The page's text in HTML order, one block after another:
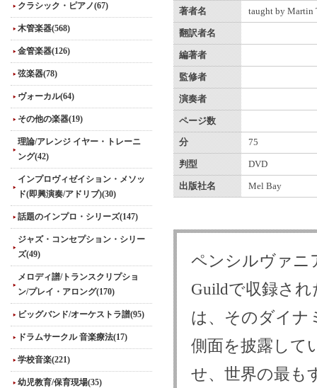
クラシック・ピアノ(67)
木管楽器(568)
金管楽器(126)
弦楽器(78)
ヴォーカル(64)
その他の楽器(19)
理論/アレンジ イヤー・トレーニ
ング(42)
インプロヴィゼイション・メソッ
ド(即興演奏/アドリブ)(30)
話題のインプロ・シリーズ(147)
ジャズ・コンセプション・シリー
ズ(49)
メロディ譜/トランスクリプショ
ン/プレイ・アロング(170)
ビッグバンド/オーケストラ譜(95)
ドラムサークル 音楽療法(17)
学校音楽(221)
幼児教育/保育現場(35)
著者名 taught by Martin
翻訳者名
編著者
監修者
演奏者
ページ数
分 75
判型 DVD
出版社名 Mel Bay
ペンシルヴァニ
Guildで収録さ
は、そのダイナ
側面を披露して
せ、世界の最も